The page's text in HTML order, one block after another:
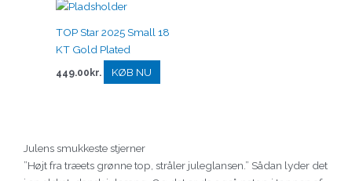
TOP Star 2025 Small 18
KT Gold Plated
449.00 kr. KØB NU
Julens smukkeste stjerner
”Højt fra træets grønne top, stråler juleglansen.” Sådan lyder det